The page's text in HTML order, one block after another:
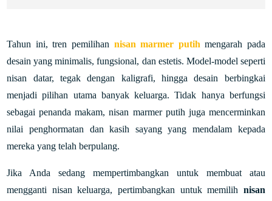
Tahun ini, tren pemilihan nisan marmer putih mengarah pada
desain yang minimalis, fungsional, dan estetis. Model-model seperti
nisan datar, tegak dengan kaligrafi, hingga desain berbingkai
menjadi pilihan utama banyak keluarga. Tidak hanya berfungsi
sebagai penanda makam, nisan marmer putih juga mencerminkan
nilai penghormatan dan kasih sayang yang mendalam kepada
mereka yang telah berpulang.
Jika Anda sedang mempertimbangkan untuk membuat atau
mengganti nisan keluarga, pertimbangkan untuk memilih nisan